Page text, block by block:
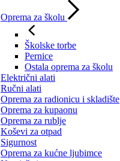
Oprema za školu
Školske torbe
Pernice
Ostala oprema za školu
Električni alati
Ručni alati
Oprema za radionicu i skladište
Oprema za kupaonu
Oprema za rublje
Koševi za otpad
Sigurnost
Oprema za kućne ljubimce